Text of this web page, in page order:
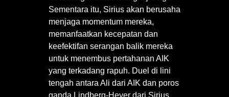
Sementara itu, Sirius akan berusaha
menjaga momentum mereka,
memanfaatkan kecepatan dan
keefektifan serangan balik mereka
untuk menembus pertahanan AIK
yang terkadang rapuh. Duel di lini
tengah antara Ali dari AIK dan poros
ganda Lindberg-Heyer dari Sirius